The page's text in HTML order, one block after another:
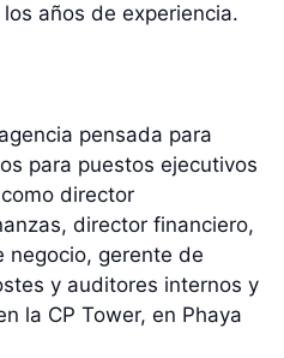
años de experiencia.
pensada para
para puestos ejecutivos
director
director financiero,
negocio, gerente de
y auditores internos y
la CP Tower, en Phaya